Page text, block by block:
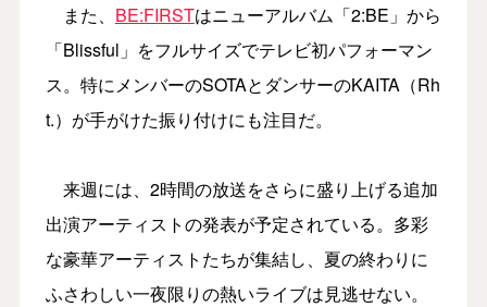
また、 BE:FIRSTはニューアルバム「2:BE」から
「Blissful」をフルサイズでテレビ初パフォーマン
ス。特にメンバーのSOTAとダンサーのKAITA（Rh
t.）が手がけた振り付けにも注目だ。
来週には、2時間の放送をさらに盛り上げる追加
出演アーティストの発表が予定されている。多彩
な豪華アーティストたちが集結し、夏の終わりに
ふさわしい一夜限りの熱いライブは見逃せない。